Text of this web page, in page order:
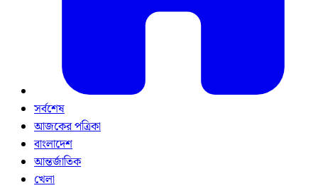
সর্বশেষ
আজকের পত্রিকা
বাংলাদেশ
আন্তর্জাতিক
খেলা